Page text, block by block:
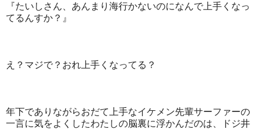
『たいしさん、あんまり海行かないのになんで上手くなっ
てるんすか？』
え？マジで？おれ上手くなってる？
年下でありながらおだて上手なイケメン先輩サーファーの
一言に気をよくしたわたしの脳裏に浮かんだのは、ドジ井